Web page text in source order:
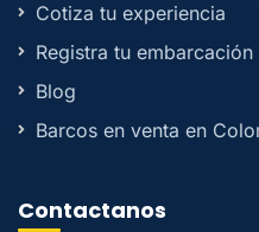
Cotiza tu experiencia
Registra tu embarcación
Blog
Barcos en venta en
Contactanos